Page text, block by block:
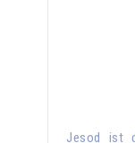
Jesod ist